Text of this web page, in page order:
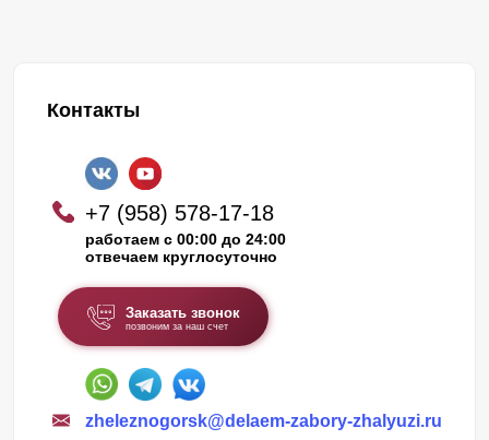
Контакты
+7 (958) 578-17-18
работаем с 00:00 до 24:00
отвечаем круглосуточно
Заказать звонок
позвоним за наш счет
zheleznogorsk@delaem-zabory-zhalyuzi.ru